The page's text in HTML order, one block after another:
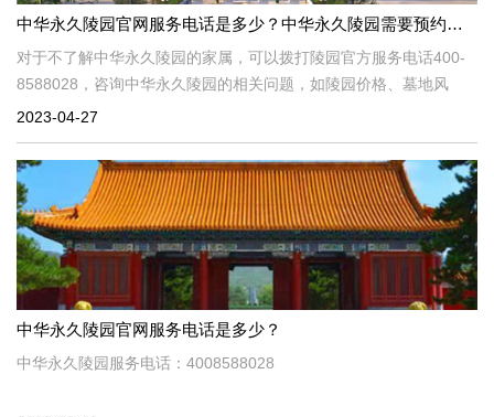
中华永久陵园官网服务电话是多少？中华永久陵园需要预约吗？
对于不了解中华永久陵园的家属，可以拨打陵园官方服务电话400-
8588028，咨询中华永久陵园的相关问题，如陵园价格、墓地风
水、墓地环境、墓地交通、售后服务、后续费等。在了解了中华永
情需要家人亲身体验，才能知道真实事物的真实情况。这也是很多
家庭在购买墓地时实地考察墓地的主要原因。
2023-04-27
中华永久陵园官网服务电话是多少？
中华永久陵园服务电话：4008588028